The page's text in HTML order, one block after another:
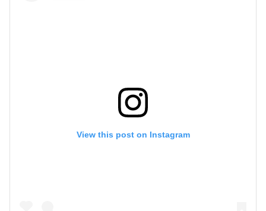
View this post on Instagram